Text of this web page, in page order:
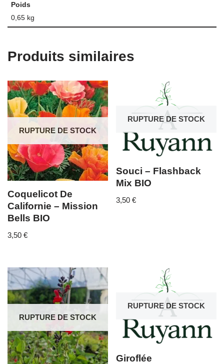
Poids
0,65 kg
Produits similaires
RUPTURE DE STOCK
Coquelicot De
Californie – Mission
Bells BIO
3,50 €
RUPTURE DE STOCK
Souci – Flashback
Mix BIO
3,50€
RUPTURE DE STOCK
RUPTURE DE STOCK
Giroflée